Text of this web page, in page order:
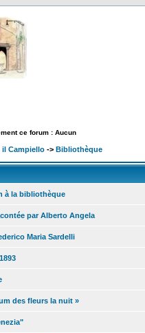
ce forum : Aucun
il Campiello -> Bibliothèque
à la bibliothèque
par Alberto Angela
Maria Sardelli
des fleurs la nuit »